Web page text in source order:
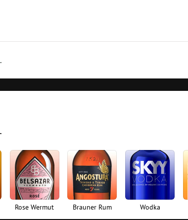
.
Rose Wermut Brauner Rum Wodka